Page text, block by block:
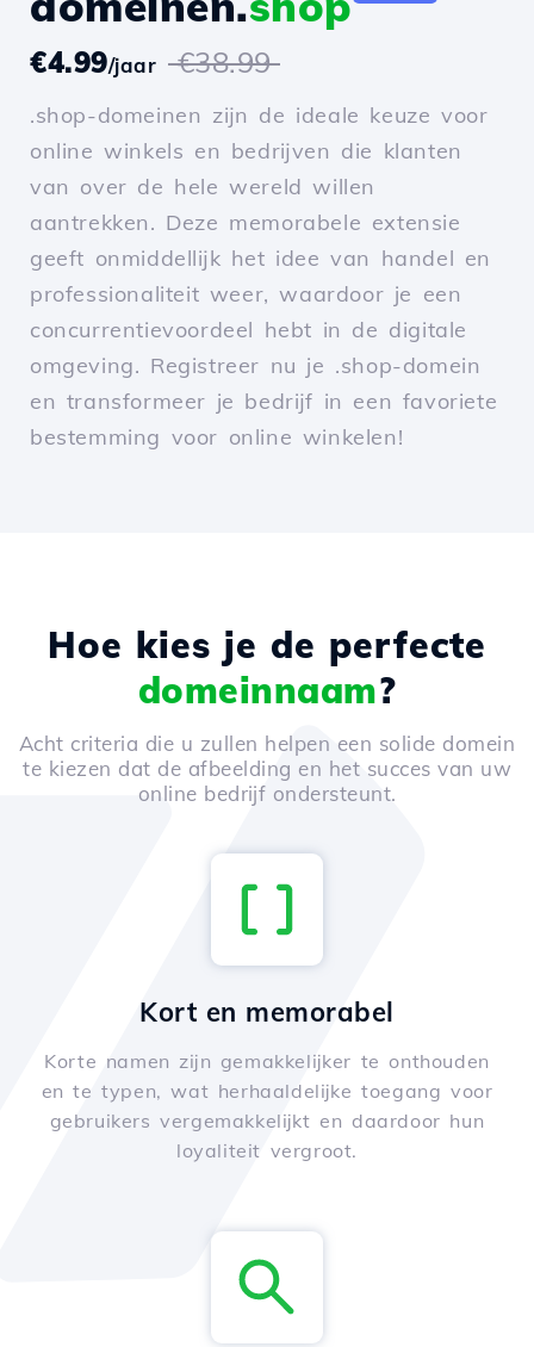
€4.99/jaar €38.99
.shop-domeinen zijn de ideale keuze voor
online winkels en bedrijven die klanten
van over de hele wereld willen
aantrekken. Deze memorabele extensie
geeft onmiddellijk het idee van handel en
professionaliteit weer, waardoor je een
concurrentievoordeel hebt in de digitale
omgeving. Registreer nu je .shop-domein
en transformeer je bedrijf in een favoriete
bestemming voor online winkelen!
Hoe kies je de perfecte
domeinnaam?
Acht criteria die u zullen helpen een solide domein
te kiezen dat de afbeelding en het succes van uw
online bedrijf ondersteunt.
Kort en memorabel
Korte namen zijn gemakkelijker te onthouden
en te typen, wat herhaaldelijke toegang voor
gebruikers vergemakkelijkt en daardoor hun
loyaliteit vergroot.